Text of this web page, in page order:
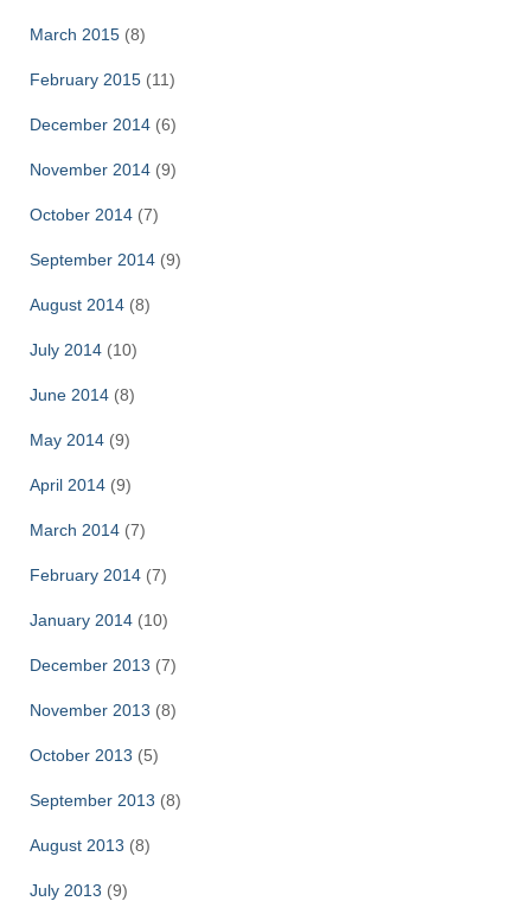
March 2015 (8)
February 2015 (11)
December 2014 (6)
November 2014 (9)
October 2014 (7)
September 2014 (9)
August 2014 (8)
July 2014 (10)
June 2014 (8)
May 2014 (9)
April 2014 (9)
March 2014 (7)
February 2014 (7)
January 2014 (10)
December 2013 (7)
November 2013 (8)
October 2013 (5)
September 2013 (8)
August 2013 (8)
July 2013 (9)